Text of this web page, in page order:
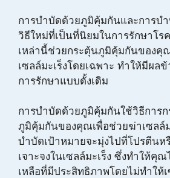
การบำบัดด้วยภูมิคุ้มกันและการบ
วิธีใหม่ที่เป็นที่นิยมในการรักษาโร
เหล่านี้ช่วยกระตุ้นภูมิคุ้มกันของคุ
เซลล์มะเร็งโดยเฉพาะ ทำให้มีผลข้
การรักษาแบบดั้งเดิม
การบำบัดด้วยภูมิคุ้มกันใช้วิธีการ
ภูมิคุ้มกันของคุณเพื่อช่วยฆ่าเซลล์
บำบัดเป้าหมายจะมุ่งไปที่โปรตีนห
เจาะจงในเซลล์มะเร็ง ซึ่งทำให้คุ
เหลือที่มีประสิทธิภาพโดยไม่ทำให้